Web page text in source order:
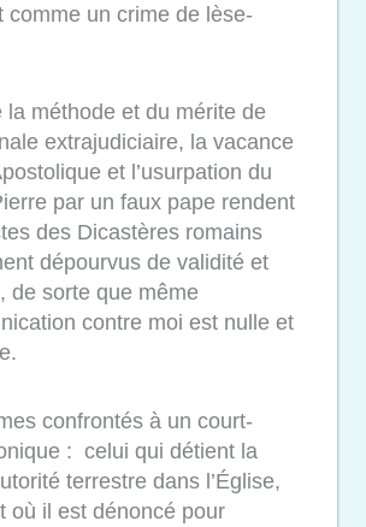
comme un crime de lèse-
la méthode et du mérite de
extrajudiciaire, la vacance
et l’usurpation du
par un faux pape rendent
des Dicastères romains
dépourvus de validité et
de sorte que même
contre moi est nulle et
confrontés à un court-
: celui qui détient la
terrestre dans l’Église,
où il est dénoncé pour